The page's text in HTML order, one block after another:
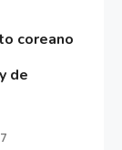
coreano
de
7